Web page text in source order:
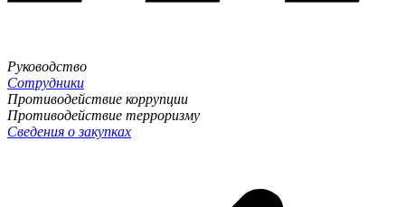
Руководство
Сотрудники
Противодействие коррупции
Противодействие терроризму
Сведения о закупках